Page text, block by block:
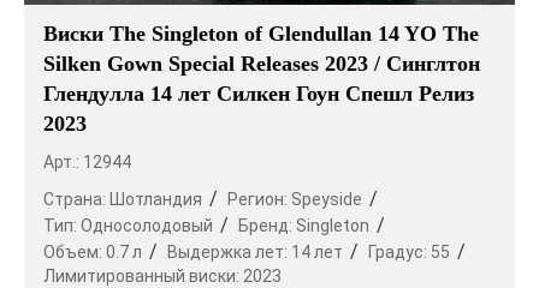
Виски The Singleton of Glendullan 14 YO The
Silken Gown Special Releases 2023 / Синглтон
Глендулла 14 лет Силкен Гоун Спешл Релиз
2023
Арт.: 12944
Страна:
Шотландия Регион: Speyside
Тип: Односолодовый Бренд: Singleton
Объем: 0.7 л Выдержка лет: 14 лет Градус: 55
Лимитированный виски: 2023